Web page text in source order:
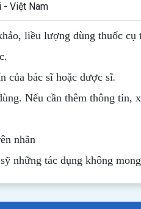
- Việt Nam
liều lượng dùng thuốc cụ
của bác sĩ hoặc dược sĩ.
. Nếu cần thêm thông tin,
nhãn
những tác dụng không